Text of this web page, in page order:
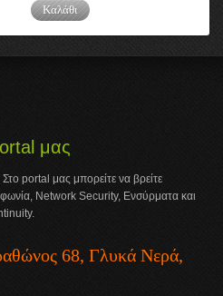
Καλάθι
μας
portal μας μπορείτε να βρείτε
Network Security, Ενσύρματα και
68, Γλυκά Νερά,